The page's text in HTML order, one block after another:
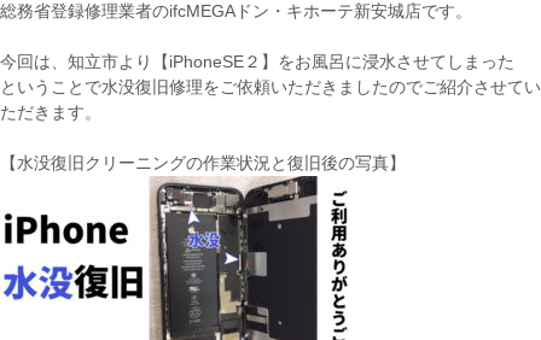
総務省登録修理業者のifcMEGAドン・キホーテ新安城店です。
今回は、知立市より【iPhoneSE２】をお風呂に浸水させてしまった
ということで水没復旧修理をご依頼いただきましたのでご紹介させてい
ただきます。
【水没復旧クリーニングの作業状況と復旧後の写真】